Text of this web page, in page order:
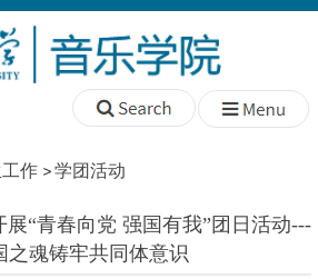
作 学团活动
“青春向党 强国有我”团日活动---
之魂铸牢共同体意识